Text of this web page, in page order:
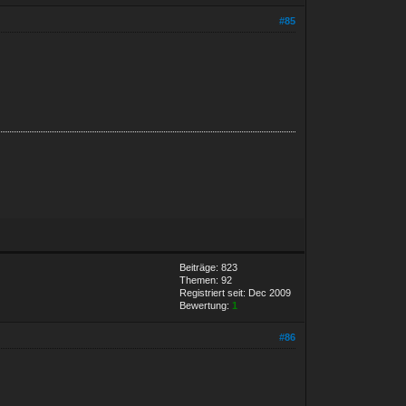
#85
Beiträge: 823
Themen: 92
Registriert seit: Dec 2009
Bewertung: 1
#86